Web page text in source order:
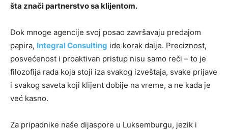
šta znači partnerstvo sa klijentom.
Dok mnoge agencije svoj posao završavaju predajom
papira, Integral Consulting ide korak dalje. Preciznost,
posvećenost i proaktivan pristup nisu samo reči – to je
filozofija rada koja stoji iza svakog izveštaja, svake prijave
i svakog saveta koji klijent dobije na vreme, a ne kada je
već kasno.
Za pripadnike naše dijaspore u Luksemburgu, jezik i